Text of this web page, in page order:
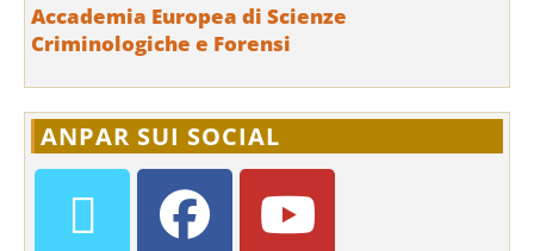
Accademia Europea di Scienze
Criminologiche e Forensi
ANPAR SUI SOCIAL